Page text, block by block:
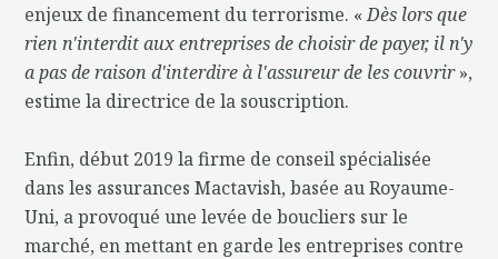
enjeux de financement du terrorisme. «Dès lors que
rien n'interdit aux entreprises de choisir de payer, il n'y
a pas de raison d'interdire à l'assureur de les couvrir»,
estime la directrice de la souscription.
Enfin, début 2019 la firme de conseil spécialisée
dans les assurances Mactavish, basée au Royaume-
Uni, a provoqué une levée de boucliers sur le
marché, en mettant en garde les entreprises contre